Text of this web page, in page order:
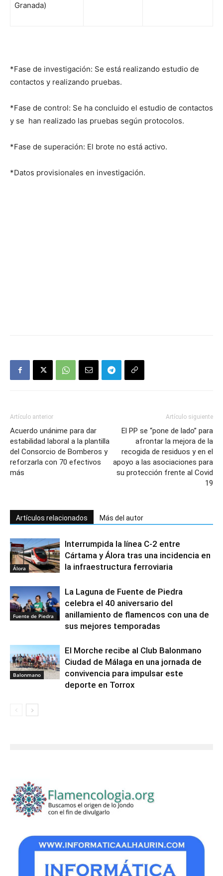
Granada)
*Fase de investigación: Se está realizando estudio de
contactos y realizando pruebas.
*Fase de control: Se ha concluido el estudio de contactos
y se han realizado las pruebas según protocolos.
*Fase de superación: El brote no está activo.
*Datos provisionales en investigación.
Artículo anterior
Acuerdo unánime para dar
estabilidad laboral a la plantilla
del Consorcio de Bomberos y
reforzarla con 70 efectivos
más
Artículo siguiente
El PP se “pone de lado” para
afrontar la mejora de la
recogida de residuos y en el
apoyo a las asociaciones para
su protección frente al Covid
19
Artículos relacionados Más del autor
Álora
Interrumpida la línea C-2 entre
Cártama y Álora tras una incidencia en
la infraestructura ferroviaria
Fuente de Piedra
La Laguna de Fuente de Piedra
celebra el 40 aniversario del
anillamiento de flamencos con una de
sus mejores temporadas
Balonmano
El Morche recibe al Club Balonmano
Ciudad de Málaga en una jornada de
convivencia para impulsar este
deporte en Torrox